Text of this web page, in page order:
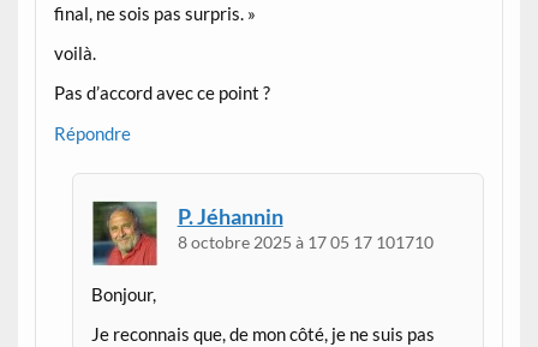
final, ne sois pas surpris. »
voilà.
Pas d’accord avec ce point ?
Répondre
P. Jéhannin
8 octobre 2025 à 17 05 17 101710
Bonjour,
Je reconnais que, de mon côté, je ne suis pas